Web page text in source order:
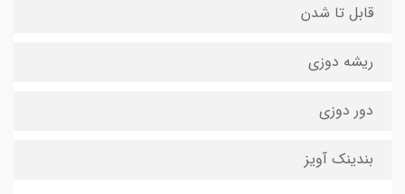
قابل تا شدن
ریشه دوزی
دور دوزی
بندینک آویز